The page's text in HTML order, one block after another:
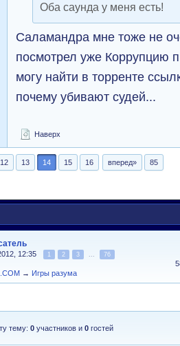
Оба саунда у меня есть!
Саламандра мне тоже не
посмотрел уже Коррупцию
могу найти в торренте
почему убивают судей...
Наверх
12 13 14 15 16 вперед» 85
12:35 1 2 3 ...
76
→ Игры разума
тему:0 участников и0 гостей